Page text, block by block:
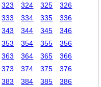
323 324 325
326
333 334 335
336
343 344 345
346
353 354 355
356
363 364 365
366
373 374 375
376
383 384 385 386